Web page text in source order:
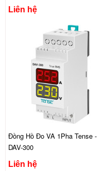
Liên hệ
Đồng Hồ Đo VA 1Pha Tense -
DAV-300
Liên hệ